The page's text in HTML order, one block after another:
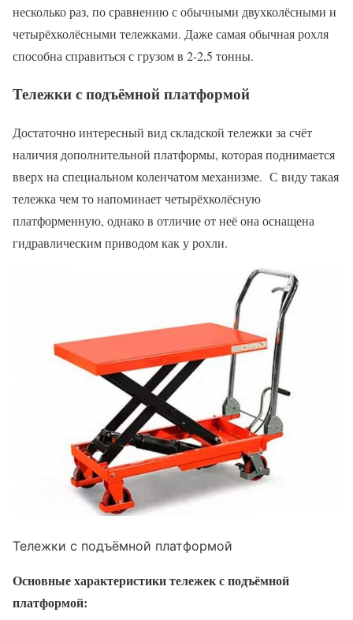
несколько раз, по сравнению с обычными двухколёсными и
четырёхколёсными тележками. Даже самая обычная рохля
способна справиться с грузом в 2-2,5 тонны.
Тележки с подъёмной платформой
Достаточно интересный вид складской тележки за счёт
наличия дополнительной платформы, которая поднимается
вверх на специальном коленчатом механизме. С виду такая
тележка чем то напоминает четырёхколёсную
платформенную, однако в отличие от неё она оснащена
гидравлическим приводом как у рохли.
Тележки с подъёмной платформой
Основные характеристики тележек с подъёмной
платформой: